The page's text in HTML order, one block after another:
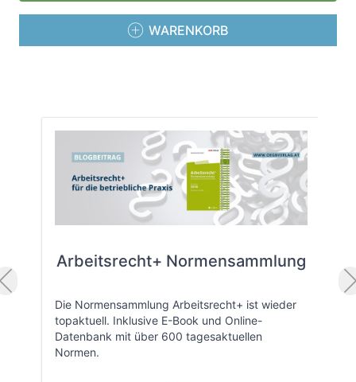
WARENKORB
Arbeitsrecht+ Normensammlung
Die Normensammlung Arbeitsrecht+ ist wieder
topaktuell. Inklusive E-Book und Online-
Datenbank mit über 600 tagesaktuellen
Normen.